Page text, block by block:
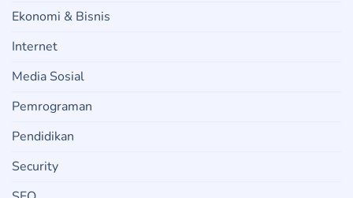
Ekonomi & Bisnis
Internet
Media Sosial
Pemrograman
Pendidikan
Security